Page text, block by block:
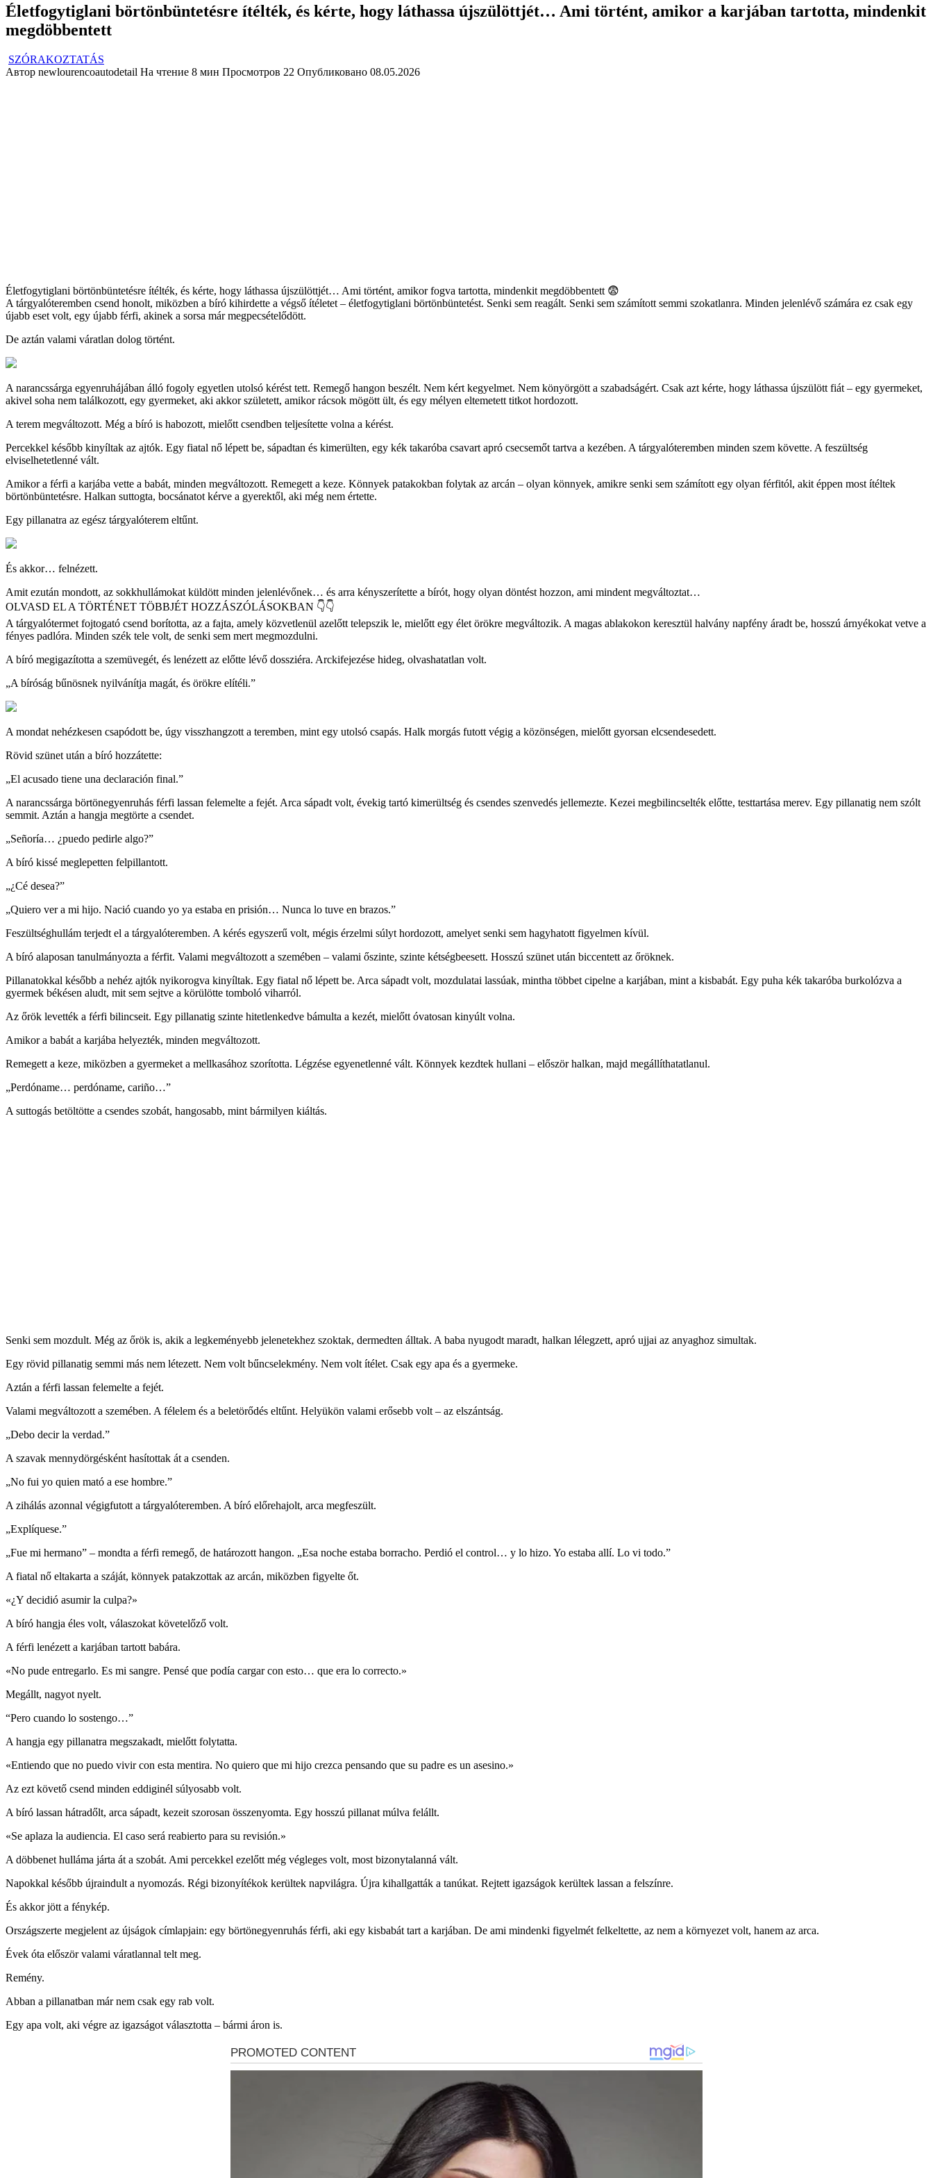
Életfogytiglani börtönbüntetésre ítélték, és kérte, hogy láthassa újszülöttjét… Ami történt, amikor a karjában tartotta, mindenkit
megdöbbentett
SZÓRAKOZTATÁS
Автор newlourencoautodetail На чтение 8 мин Просмотров 22 Опубликовано 08.05.2026
Életfogytiglani börtönbüntetésre ítélték, és kérte, hogy láthassa újszülöttjét… Ami történt, amikor fogva tartotta, mindenkit megdöbbentett 😨
A tárgyalóteremben csend honolt, miközben a bíró kihirdette a végső ítéletet – életfogytiglani börtönbüntetést. Senki sem reagált. Senki sem számított semmi szokatlanra. Minden jelenlévő számára ez csak egy
újabb eset volt, egy újabb férfi, akinek a sorsa már megpecsételődött.
De aztán valami váratlan dolog történt.
A narancssárga egyenruhájában álló fogoly egyetlen utolsó kérést tett. Remegő hangon beszélt. Nem kért kegyelmet. Nem könyörgött a szabadságért. Csak azt kérte, hogy láthassa újszülött fiát – egy gyermeket,
akivel soha nem találkozott, egy gyermeket, aki akkor született, amikor rácsok mögött ült, és egy mélyen eltemetett titkot hordozott.
A terem megváltozott. Még a bíró is habozott, mielőtt csendben teljesítette volna a kérést.
Percekkel később kinyíltak az ajtók. Egy fiatal nő lépett be, sápadtan és kimerülten, egy kék takaróba csavart apró csecsemőt tartva a kezében. A tárgyalóteremben minden szem követte. A feszültség
elviselhetetlenné vált.
Amikor a férfi a karjába vette a babát, minden megváltozott. Remegett a keze. Könnyek patakokban folytak az arcán – olyan könnyek, amikre senki sem számított egy olyan férfitól, akit éppen most ítéltek
börtönbüntetésre. Halkan suttogta, bocsánatot kérve a gyerektől, aki még nem értette.
Egy pillanatra az egész tárgyalóterem eltűnt.
És akkor… felnézett.
Amit ezután mondott, az sokkhullámokat küldött minden jelenlévőnek… és arra kényszerítette a bírót, hogy olyan döntést hozzon, ami mindent megváltoztat…
OLVASD EL A TÖRTÉNET TÖBBJÉT HOZZÁSZÓLÁSOKBAN 👇👇
A tárgyalótermet fojtogató csend borította, az a fajta, amely közvetlenül azelőtt telepszik le, mielőtt egy élet örökre megváltozik. A magas ablakokon keresztül halvány napfény áradt be, hosszú árnyékokat vetve a
fényes padlóra. Minden szék tele volt, de senki sem mert megmozdulni.
A bíró megigazította a szemüvegét, és lenézett az előtte lévő dossziéra. Arckifejezése hideg, olvashatatlan volt.
„A bíróság bűnösnek nyilvánítja magát, és örökre elítéli.”
A mondat nehézkesen csapódott be, úgy visszhangzott a teremben, mint egy utolsó csapás. Halk morgás futott végig a közönségen, mielőtt gyorsan elcsendesedett.
Rövid szünet után a bíró hozzátette:
„El acusado tiene una declaración final.”
A narancssárga börtönegyenruhás férfi lassan felemelte a fejét. Arca sápadt volt, évekig tartó kimerültség és csendes szenvedés jellemezte. Kezei megbilincselték előtte, testtartása merev. Egy pillanatig nem szólt
semmit. Aztán a hangja megtörte a csendet.
„Señoría… ¿puedo pedirle algo?”
A bíró kissé meglepetten felpillantott.
„¿Cé desea?”
„Quiero ver a mi hijo. Nació cuando yo ya estaba en prisión… Nunca lo tuve en brazos.”
Feszültséghullám terjedt el a tárgyalóteremben. A kérés egyszerű volt, mégis érzelmi súlyt hordozott, amelyet senki sem hagyhatott figyelmen kívül.
A bíró alaposan tanulmányozta a férfit. Valami megváltozott a szemében – valami őszinte, szinte kétségbeesett. Hosszú szünet után biccentett az őröknek.
Pillanatokkal később a nehéz ajtók nyikorogva kinyíltak. Egy fiatal nő lépett be. Arca sápadt volt, mozdulatai lassúak, mintha többet cipelne a karjában, mint a kisbabát. Egy puha kék takaróba burkolózva a
gyermek békésen aludt, mit sem sejtve a körülötte tomboló viharról.
Az őrök levették a férfi bilincseit. Egy pillanatig szinte hitetlenkedve bámulta a kezét, mielőtt óvatosan kinyúlt volna.
Amikor a babát a karjába helyezték, minden megváltozott.
Remegett a keze, miközben a gyermeket a mellkasához szorította. Légzése egyenetlenné vált. Könnyek kezdtek hullani – először halkan, majd megállíthatatlanul.
„Perdóname… perdóname, cariño…”
A suttogás betöltötte a csendes szobát, hangosabb, mint bármilyen kiáltás.
Senki sem mozdult. Még az őrök is, akik a legkeményebb jelenetekhez szoktak, dermedten álltak. A baba nyugodt maradt, halkan lélegzett, apró ujjai az anyaghoz simultak.
Egy rövid pillanatig semmi más nem létezett. Nem volt bűncselekmény. Nem volt ítélet. Csak egy apa és a gyermeke.
Aztán a férfi lassan felemelte a fejét.
Valami megváltozott a szemében. A félelem és a beletörődés eltűnt. Helyükön valami erősebb volt – az elszántság.
„Debo decir la verdad.”
A szavak mennydörgésként hasítottak át a csenden.
„No fui yo quien mató a ese hombre.”
A zihálás azonnal végigfutott a tárgyalóteremben. A bíró előrehajolt, arca megfeszült.
„Explíquese.”
„Fue mi hermano” – mondta a férfi remegő, de határozott hangon. „Esa noche estaba borracho. Perdió el control… y lo hizo. Yo estaba allí. Lo vi todo.”
A fiatal nő eltakarta a száját, könnyek patakzottak az arcán, miközben figyelte őt.
«¿Y decidió asumir la culpa?»
A bíró hangja éles volt, válaszokat követelőző volt.
A férfi lenézett a karjában tartott babára.
«No pude entregarlo. Es mi sangre. Pensé que podía cargar con esto… que era lo correcto.»
Megállt, nagyot nyelt.
“Pero cuando lo sostengo…”
A hangja egy pillanatra megszakadt, mielőtt folytatta.
«Entiendo que no puedo vivir con esta mentira. No quiero que mi hijo crezca pensando que su padre es un asesino.»
Az ezt követő csend minden eddiginél súlyosabb volt.
A bíró lassan hátradőlt, arca sápadt, kezeit szorosan összenyomta. Egy hosszú pillanat múlva felállt.
«Se aplaza la audiencia. El caso será reabierto para su revisión.»
A döbbenet hulláma járta át a szobát. Ami percekkel ezelőtt még végleges volt, most bizonytalanná vált.
Napokkal később újraindult a nyomozás. Régi bizonyítékok kerültek napvilágra. Újra kihallgatták a tanúkat. Rejtett igazságok kerültek lassan a felszínre.
És akkor jött a fénykép.
Országszerte megjelent az újságok címlapjain: egy börtönegyenruhás férfi, aki egy kisbabát tart a karjában. De ami mindenki figyelmét felkeltette, az nem a környezet volt, hanem az arca.
Évek óta először valami váratlannal telt meg.
Remény.
Abban a pillanatban már nem csak egy rab volt.
Egy apa volt, aki végre az igazságot választotta – bármi áron is.